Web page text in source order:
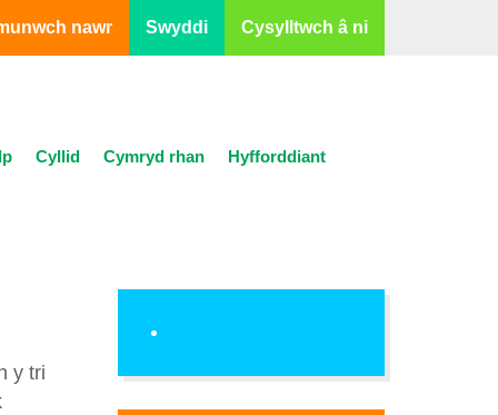
nawr Swyddi Cysylltwch â ni
Cyllid Cymryd rhan Hyfforddiant
y tri